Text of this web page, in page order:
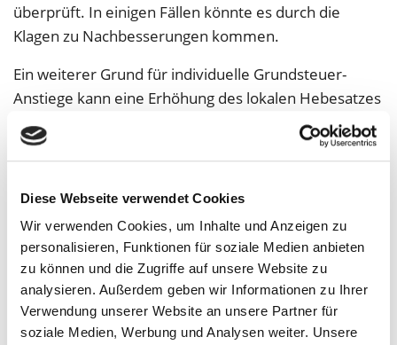
Diese Webseite verwendet Cookies
Wir verwenden Cookies, um Inhalte und Anzeigen zu
personalisieren, Funktionen für soziale Medien anbieten
zu können und die Zugriffe auf unsere Website zu
analysieren. Außerdem geben wir Informationen zu Ihrer
Verwendung unserer Website an unsere Partner für
soziale Medien, Werbung und Analysen weiter. Unsere
überprüft. In einigen Fällen könnte es durch die
Klagen zu Nachbesserungen kommen.
Ein weiterer Grund für individuelle Grundsteuer-
Anstiege kann eine Erhöhung des lokalen Hebesatzes
sein. Erhöhungen der Grundsteuer-Hebesätze
können in der Regel nicht rechtlich beanstandet
Aber dass es allein aufgrund der langen Untätigkeit
und der stark veralteten Einheitswerte durch die
Reform zu starken individuellen Verschiebungen
kommt, wird kein Grundsteuermodell, kein
Einspruch, keine Musterklage und auch kein Hebesatz
verhindern.